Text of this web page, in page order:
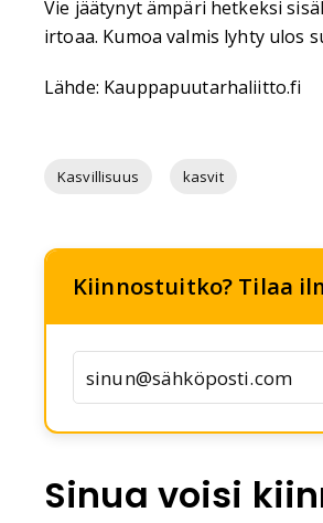
Vie jäätynyt ämpäri hetkeksi
irtoaa. Kumoa valmis lyhty ulos
Lähde: Kauppapuutarhaliitto.fi
Kasvillisuus kasvit
Kiinnostuitko? Tilaa
Sinua voisi